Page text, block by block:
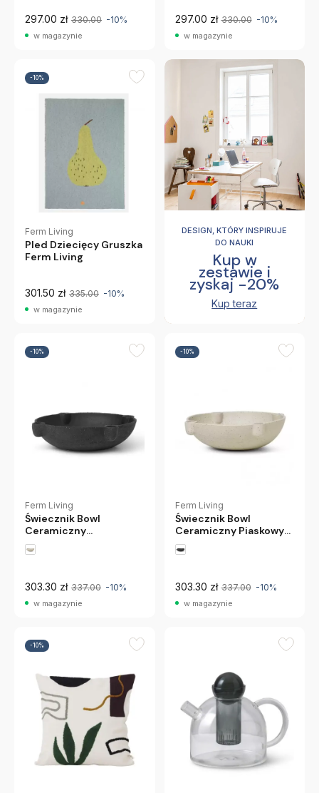
297.00 zł 330.00 -10%
w magazynie
297.00 zł 330.00 -10%
w magazynie
-10%
Ferm Living
Pled Dziecięcy Gruszka
Ferm Living
301.50 zł 335.00 -10%
w magazynie
DESIGN, KTÓRY INSPIRUJE
DO NAUKI
Kup w
zestawie i
zyskaj -20%
Kup teraz
-10%
Ferm Living
Świecznik Bowl
Ceramiczny
Ciemnoszary Ferm
Living
303.30 zł 337.00 -10%
w magazynie
-10%
Ferm Living
Świecznik Bowl
Ceramiczny Piaskowy
Ferm Living
303.30 zł 337.00 -10%
w magazynie
-10%